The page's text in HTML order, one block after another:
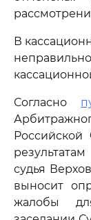
В
Согласно
судья
выносит
жалобы